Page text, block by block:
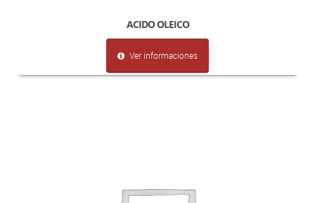
ACIDO OLEICO
Ver informaciones